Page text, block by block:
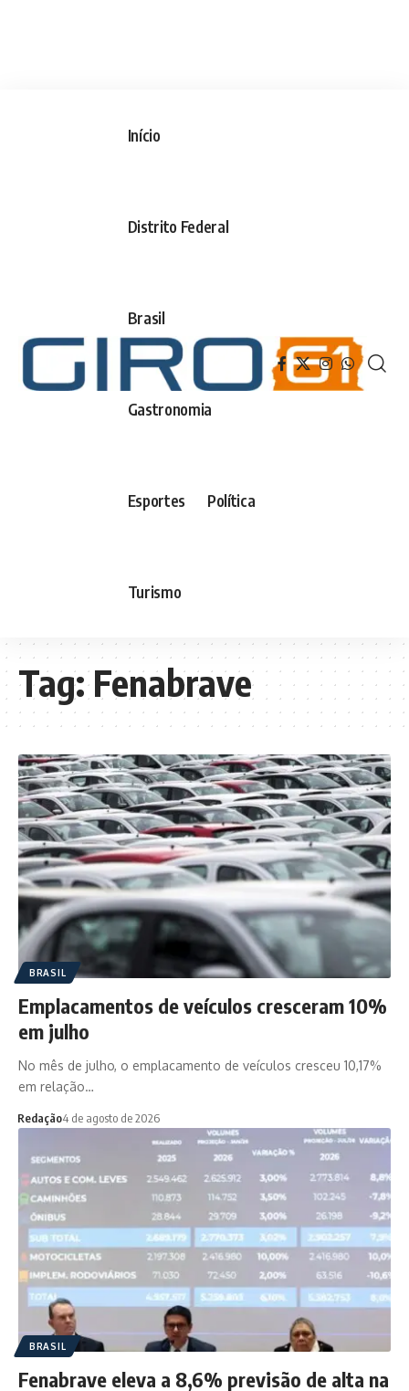
Início
Distrito Federal
Brasil
Gastronomia
Esportes Política
Turismo
Tag:Fenabrave
BRASIL
Emplacamentos de veículos cresceram 10%
em julho
No mês de julho, o emplacamento de veículos cresceu 10,17%
em relação…
Redação4 de agosto de 2026
BRASIL
Fenabrave eleva a 8,6% previsão de alta na